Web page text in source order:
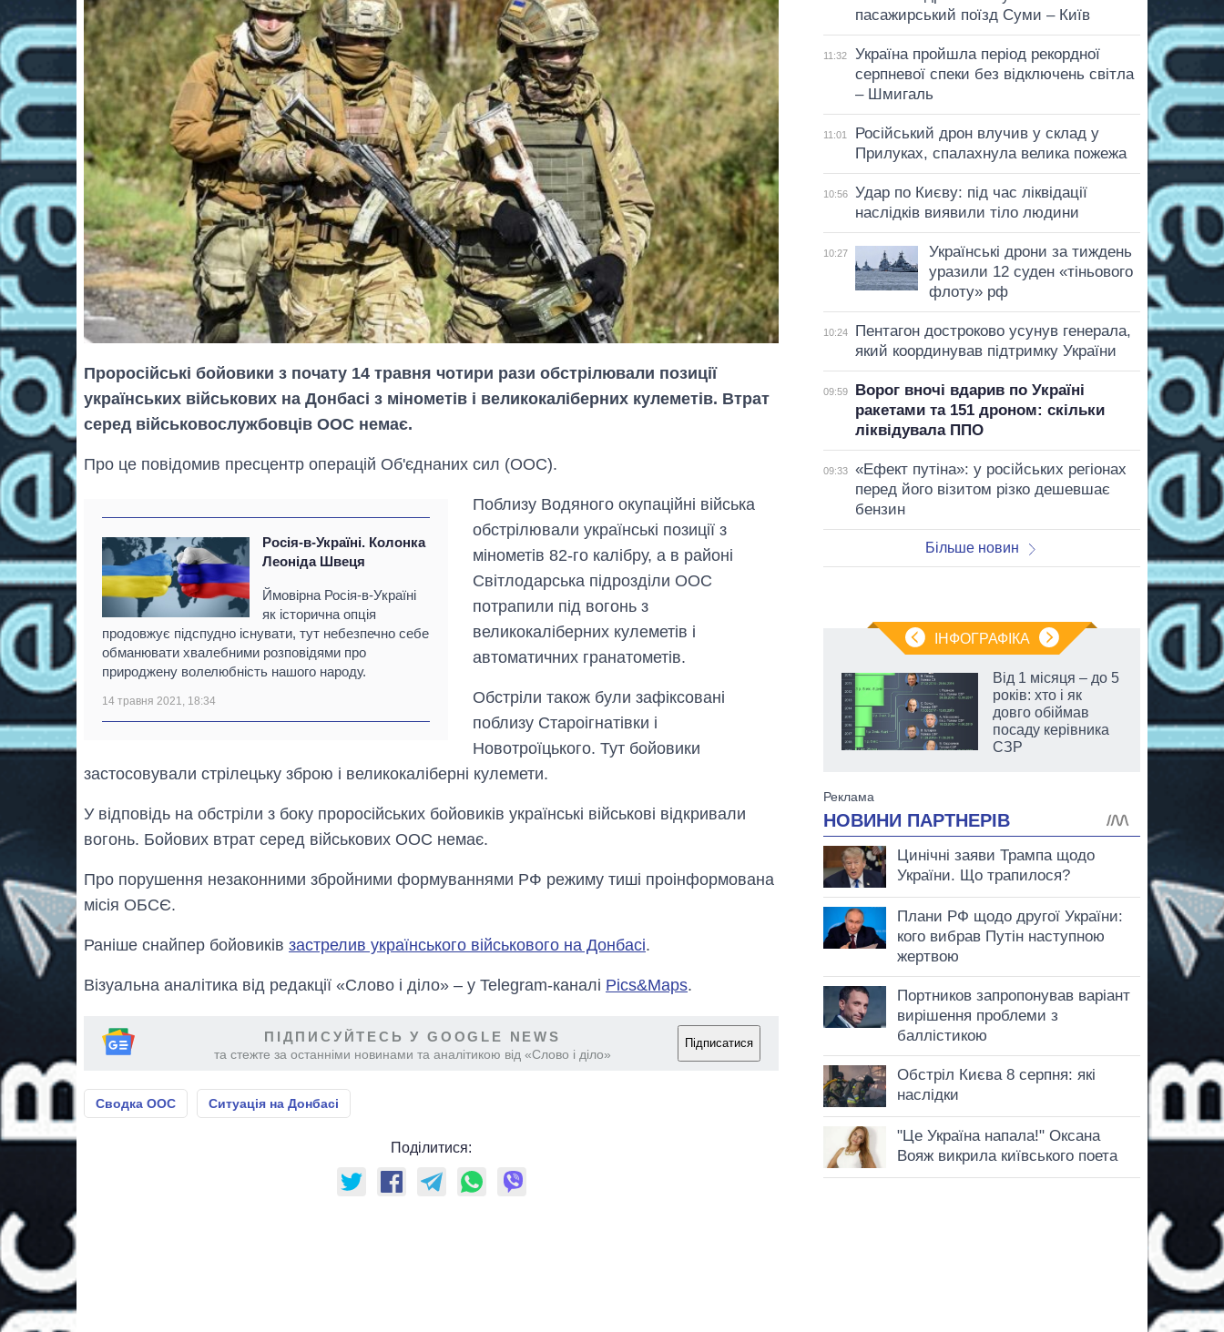
Проросійські бойовики з почату 14 травня чотири рази обстрілювали позиції
українських військових на Донбасі з мінометів і великокаліберних кулеметів. Втрат
серед військовослужбовців ООС немає.
Про це повідомив пресцентр операцій Об'єднаних сил (ООС).
Росія-в-Україні. Колонка
Леоніда Швеця
Ймовірна Росія-в-Україні
як історична опція
продовжує підспудно існувати, тут небезпечно себе
обманювати хвалебними розповідями про
природжену волелюбність нашого народу.
14 травня 2021, 18:34
Поблизу Водяного окупаційні війська
обстрілювали українські позиції з
мінометів 82-го калібру, а в районі
Світлодарська підрозділи ООС
потрапили під вогонь з
великокаліберних кулеметів і
автоматичних гранатометів.
Обстріли також були зафіксовані
поблизу Староігнатівки і
Новотроїцького. Тут бойовики
застосовували стрілецьку зброю і великокаліберні кулемети.
У відповідь на обстріли з боку проросійських бойовиків українські військові відкривали
вогонь. Бойових втрат серед військових ООС немає.
Про порушення незаконними збройними формуваннями РФ режиму тиші проінформована
місія ОБСЄ.
Раніше снайпер бойовиків застрелив українського військового на Донбасі.
Візуальна аналітика від редакції «Слово і діло» – у Telegram-каналі Pics&Maps.
ПІДПИСУЙТЕСЬ У GOOGLE NEWS
та стежте за останніми новинами та аналітикою від «Слово і діло»
Підписатися
Сводка ООС Ситуація на Донбасі
Поділитися:
пасажирський поїзд Суми – Київ
11:32
Україна пройшла період рекордної
серпневої спеки без відключень світла
– Шмигаль
11:01
Російський дрон влучив у склад у
Прилуках, спалахнула велика пожежа
10:56
Удар по Києву: під час ліквідації
наслідків виявили тіло людини
10:27
Українські дрони за тиждень
уразили 12 суден «тіньового
флоту» рф
10:24
Пентагон достроково усунув генерала,
який координував підтримку України
09:59
Ворог вночі вдарив по Україні
ракетами та 151 дроном: скільки
ліквідувала ППО
09:33
«Ефект путіна»: у російських регіонах
перед його візитом різко дешевшає
бензин
Більше новин
ІНФОГРАФІКА
вирощували в
Від 1 місяця – до 5
років: хто і як
довго обіймав
посаду керівника
СЗР